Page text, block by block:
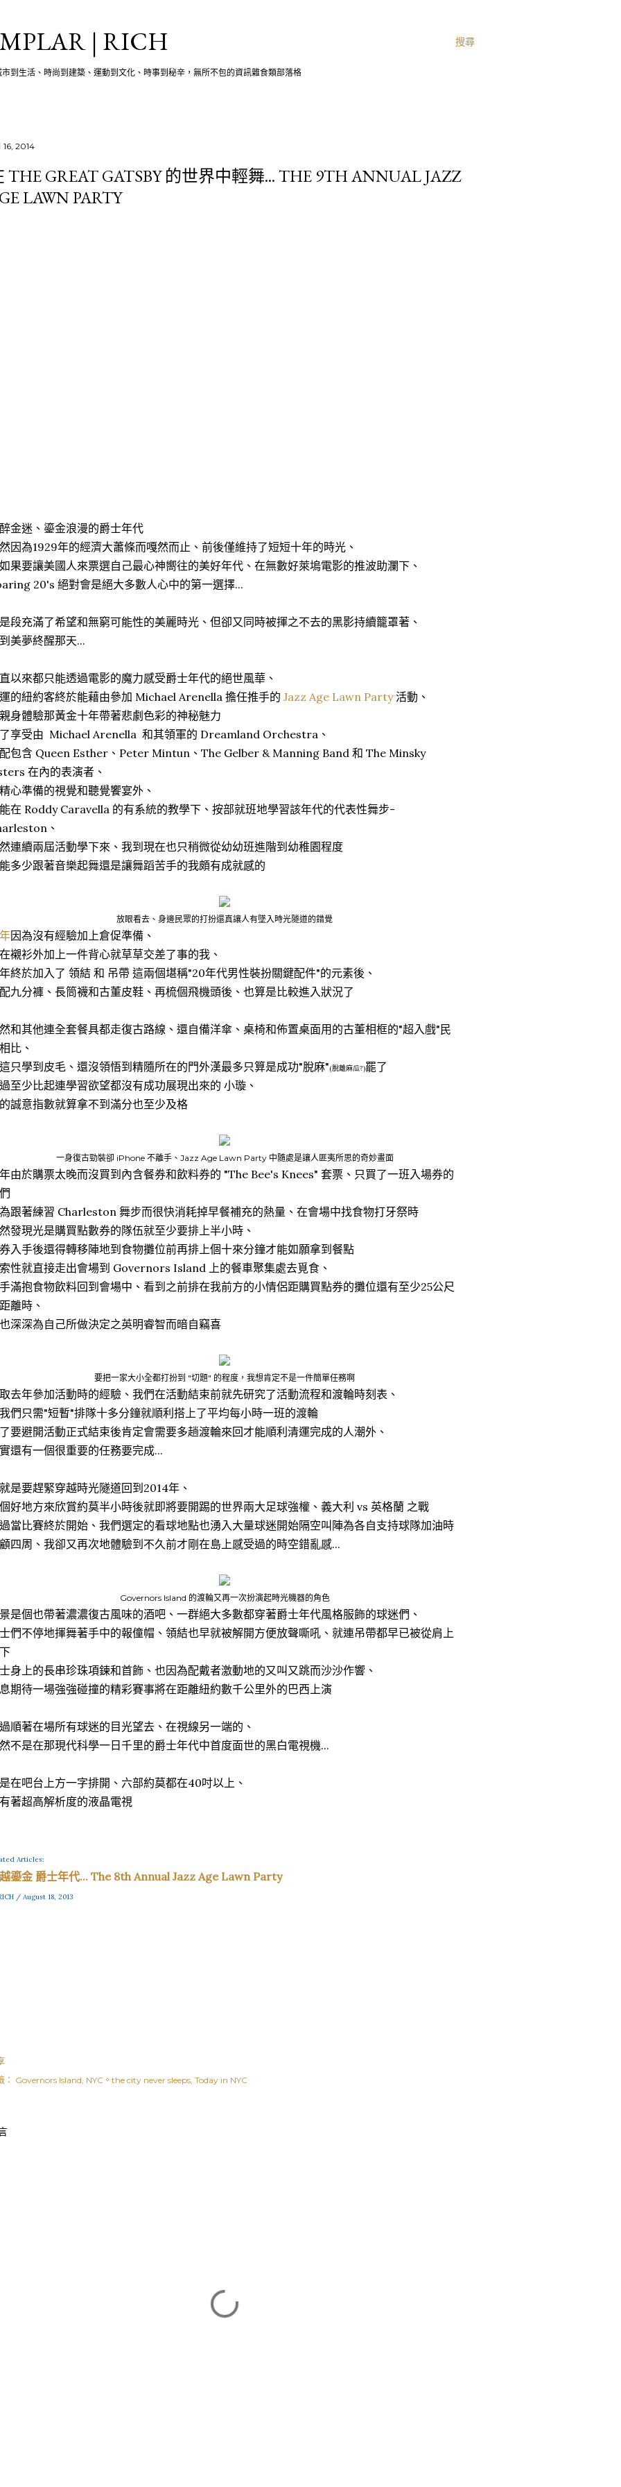
搜尋
| RICH
到生活、時尚到建築、運動到文化、時事到秘辛，無所不包的資訊雜食類部落格
16, 2014
THE GREAT GATSBY 的世界中輕舞... THE 9TH ANNUAL JAZZ
LAWN PARTY
金迷、鎏金浪漫的爵士年代
因為1929年的經濟大蕭條而嘎然而止、前後僅維持了短短十年的時光、
果要讓美國人來票選自己最心神嚮往的美好年代、在無數好萊塢電影的推波助瀾下、
20's 絕對會是絕大多數人心中的第一選擇...
段充滿了希望和無窮可能性的美麗時光、但卻又同時被揮之不去的黑影持續籠罩著、
美夢終醒那天...
以來都只能透過電影的魔力感受爵士年代的絕世風華、
的紐約客終於能藉由參加 Michael Arenella 擔任推手的 Jazz Age Lawn Party活動、
身體驗那黃金十年帶著悲劇色彩的神秘魅力
享受由 Michael Arenella 和其領軍的 Dreamland Orchestra、
包含 Queen Esther、Peter Mintun、The Gelber & Manning Band 和 The Minsky
在內的表演者、
心準備的視覺和聽覺饗宴外、
在 Roddy Caravella 的有系統的教學下、按部就班地學習該年代的代表性舞步-
、
連續兩屆活動學下來、我到現在也只稍微從幼幼班進階到幼稚園程度
多少跟著音樂起舞還是讓舞蹈苦手的我頗有成就感的
放眼看去、身邊民眾的打扮還真讓人有墜入時光隧道的錯覺
因為沒有經驗加上倉促準備、
襯衫外加上一件背心就草草交差了事的我、
終於加入了 領結 和 吊帶 這兩個堪稱"20年代男性裝扮關鍵配件"的元素後、
九分褲、長筒襪和古董皮鞋、再梳個飛機頭後、也算是比較進入狀況了
和其他連全套餐具都走復古路線、還自備洋傘、桌椅和佈置桌面用的古董相框的"超入戲"民
比、
只學到皮毛、還沒領悟到精隨所在的門外漢最多只算是成功"脫麻"(脫離麻瓜?)罷了
至少比起連學習欲望都沒有成功展現出來的 小璇、
誠意指數就算拿不到滿分也至少及格
一身復古勁裝卻 iPhone 不離手、Jazz Age Lawn Party 中隨處是讓人匪夷所思的奇妙畫面
由於購票太晚而沒買到內含餐券和飲料券的 "The Bee's Knees" 套票、只買了一班入場券的
跟著練習 Charleston 舞步而很快消耗掉早餐補充的熱量、在會場中找食物打牙祭時
發現光是購買點數券的隊伍就至少要排上半小時、
入手後還得轉移陣地到食物攤位前再排上個十來分鐘才能如願拿到餐點
性就直接走出會場到 Governors Island 上的餐車聚集處去覓食、
滿抱食物飲料回到會場中、看到之前排在我前方的小情侶距購買點券的攤位還有至少25公尺
離時、
深深為自己所做決定之英明睿智而暗自竊喜
要把一家大小全都打扮到 "切題" 的程度，我想肯定不是一件簡單任務啊
去年參加活動時的經驗、我們在活動結束前就先研究了活動流程和渡輪時刻表、
們只需"短暫"排隊十多分鐘就順利搭上了平均每小時一班的渡輪
要避開活動正式結束後肯定會需要多趟渡輪來回才能順利清運完成的人潮外、
還有一個很重要的任務要完成...
是要趕緊穿越時光隧道回到2014年、
好地方來欣賞約莫半小時後就即將要開踢的世界兩大足球強權、義大利 vs 英格蘭 之戰
當比賽終於開始、我們選定的看球地點也湧入大量球迷開始隔空叫陣為各自支持球隊加油時
四周、我卻又再次地體驗到不久前才剛在島上感受過的時空錯亂感...
Governors Island 的渡輪又再一次扮演起時光機器的角色
是個也帶著濃濃復古風味的酒吧、一群絕大多數都穿著爵士年代風格服飾的球迷們、
們不停地揮舞著手中的報僮帽、領結也早就被解開方便放聲嘶吼、就連吊帶都早已被從肩上
身上的長串珍珠項鍊和首飾、也因為配戴者激動地的又叫又跳而沙沙作響、
期待一場強強碰撞的精彩賽事將在距離紐約數千公里外的巴西上演
順著在場所有球迷的目光望去、在視線另一端的、
不是在那現代科學一日千里的爵士年代中首度面世的黑白電視機...
在吧台上方一字排開、六部約莫都在40吋以上、
著超高解析度的液晶電視
Articles:
鎏金 爵士年代... The 8th Annual Jazz Age Lawn Party
/ August 18, 2013
： Governors Island NYC。the city never sleeps Today in NYC